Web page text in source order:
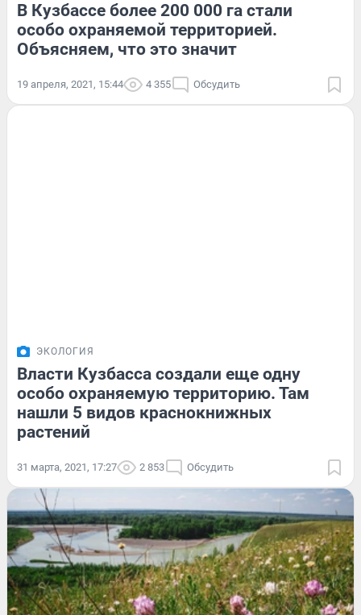
В Кузбассе более 200 000 га стали
особо охраняемой территорией.
Объясняем, что это значит
19 апреля, 2021, 15:44 4 355 Обсудить
ЭКОЛОГИЯ
Власти Кузбасса создали еще одну
особо охраняемую территорию. Там
нашли 5 видов краснокнижных
растений
31 марта, 2021, 17:27 2 853 Обсудить